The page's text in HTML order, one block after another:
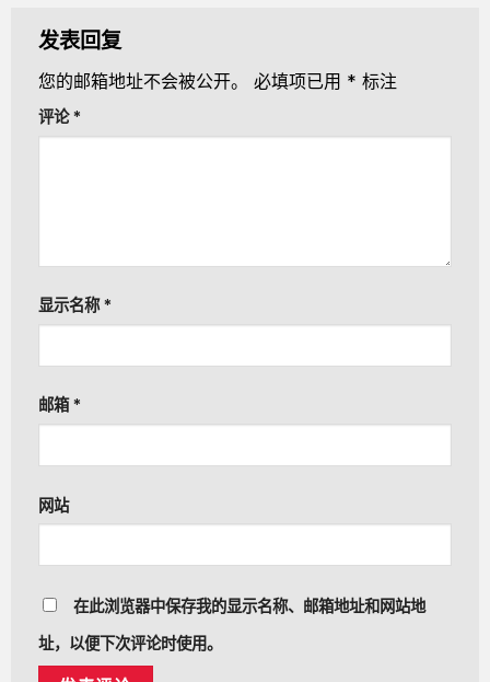
发表回复
您的邮箱地址不会被公开。 必填项已用 * 标注
评论*
显示名称*
邮箱*
网站
在此浏览器中保存我的显示名称、邮箱地址和网站地
址，以便下次评论时使用。